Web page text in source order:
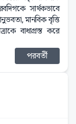
সার্থকভাবে
মানবিক বৃত্তি
বাধাগ্রস্ত করে
পরবর্তী